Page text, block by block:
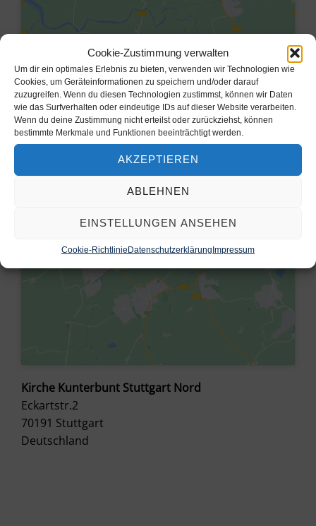
Cookie-Zustimmung verwalten
Um dir ein optimales Erlebnis zu bieten, verwenden wir Technologien wie
Cookies, um Geräteinformationen zu speichern und/oder darauf
zuzugreifen. Wenn du diesen Technologien zustimmst, können wir Daten
wie das Surfverhalten oder eindeutige IDs auf dieser Website verarbeiten.
Wenn du deine Zustimmung nicht erteilst oder zurückziehst, können
bestimmte Merkmale und Funktionen beeinträchtigt werden.
AKZEPTIEREN
ABLEHNEN
EINSTELLUNGEN ANSEHEN
Cookie-RichtlinieDatenschutzerklärungImpressum
Klicke hier, um Marketing-Cookies
aktivieren
Kirche Kunterbunt Stuttgart Nord
Eckartstr.2
70191 Stuttgart
Deutschland